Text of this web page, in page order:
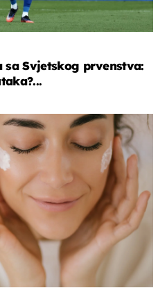
Svjetskog prvenstva: